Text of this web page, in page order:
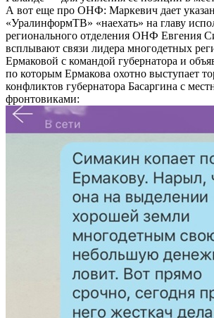
А вот еще про ОНФ: Маркевич дает
«УралинформТВ» «наехать» на главу
регионального отделения ОНФ Евгения
всплывают связи лидера многодетных
Ермаковой с командой губернатора и
по которым Ермакова охотно выступает
конфликтов губернатора Басаргина с
фронтовиками: